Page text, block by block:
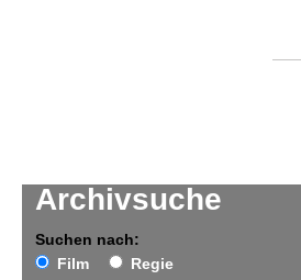
Archivsuche
Suchen nach:
Film
Regie